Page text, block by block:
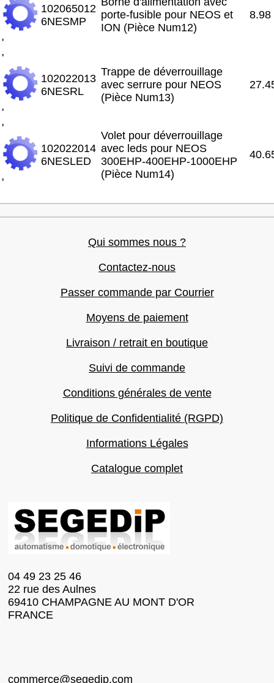
'
102065012
6NESMP
porte-fusible pour NEOS et
ION (Pièce Num12)
8.98
'
'
102022013
6NESRL
Trappe de déverrouillage
avec serrure pour NEOS
(Pièce Num13)
'
'
102022014
6NESLED
Volet pour déverrouillage
avec leds pour NEOS
300EHP-400EHP-1000EHP
(Pièce Num14)
Qui sommes nous ?
Contactez-nous
Passer commande par Courrier
Moyens de paiement
Livraison / retrait en boutique
Suivi de commande
Conditions générales de vente
Politique de Confidentialité (RGPD)
Informations Légales
Catalogue complet
04 49 23 25 46
22 rue des Aulnes
69410 CHAMPAGNE AU MONT D'OR
FRANCE
commerce@segedip.com